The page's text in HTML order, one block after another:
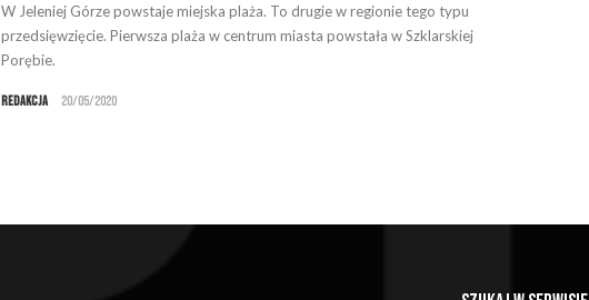
W Jeleniej Górze powstaje miejska plaża. To drugie w regionie tego typu
przedsięwzięcie. Pierwsza plaża w centrum miasta powstała w Szklarskiej
Porębie.
Redakcja 20/05/2020